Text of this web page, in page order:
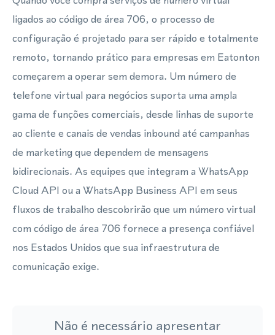
ligados ao código de área 706, o processo de
configuração é projetado para ser rápido e totalmente
remoto, tornando prático para empresas em Eatonton
começarem a operar sem demora. Um número de
telefone virtual para negócios suporta uma ampla
gama de funções comerciais, desde linhas de suporte
ao cliente e canais de vendas inbound até campanhas
de marketing que dependem de mensagens
bidirecionais. As equipes que integram a WhatsApp
Cloud API ou a WhatsApp Business API em seus
fluxos de trabalho descobrirão que um número virtual
com código de área 706 fornece a presença confiável
nos Estados Unidos que sua infraestrutura de
comunicação exige.
Não é necessário apresentar